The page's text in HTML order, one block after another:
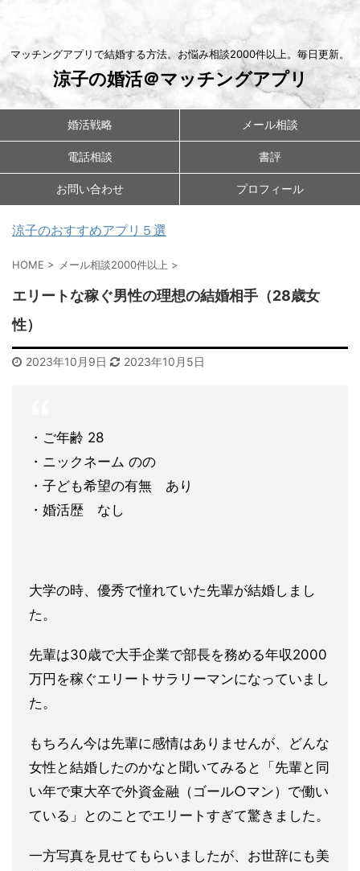
マッチングアプリで結婚する方法。お悩み相談2000件以上。毎日更新。
涼子の婚活＠マッチングアプリ
婚活戦略 メール相談
電話相談 書評
お問い合わせ プロフィール
涼子のおすすめアプリ５選
HOME > メール相談2000件以上 >
エリートな稼ぐ男性の理想の結婚相手（28歳女
性）
2023年10月9日 2023年10月5日
・ご年齢 28
・ニックネーム のの
・子ども希望の有無 あり
・婚活歴 なし
大学の時、優秀で憧れていた先輩が結婚しまし
た。
先輩は30歳で大手企業で部長を務める年収2000
万円を稼ぐエ リートサラリーマンになっていまし
た。
もちろん今は先輩に感情はありませんが、どんな
女性と結婚したのかなと聞いてみると「先輩と同
い年で東大卒で外資金融（ゴール○マン）で働い
ている」とのことでエリートすぎて驚きました。
一方写真を見せてもらいましたが、お世辞にも美